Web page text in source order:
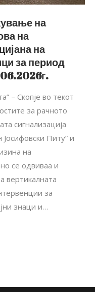
на
на
на
за период
– Скопје во текот
за рачното
сигнализација
Питу” и
на
се одвиваа и
вертикалната
за
знаци и…